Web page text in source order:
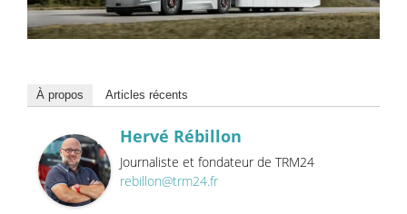
À propos Articles récents
Hervé Rébillon
Journaliste et fondateur de TRM24
rebillon@trm24.fr